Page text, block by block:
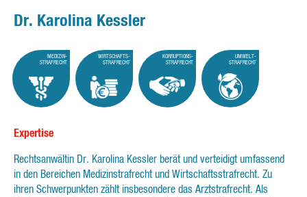
Dr. Karolina Kessler
MEDIZIN-
STRAFRECHT
WIRTSCHAFTS-
STRAFRECHT
KORRUPTIONS-
STRAFRECHT
UMWELT-
STRAFRECHT
Expertise
Rechtsanwältin Dr. Karolina Kessler berät und verteidigt umfassend
in den Bereichen Medizinstrafrecht und Wirtschaftsstrafrecht. Zu
ihren Schwerpunkten zählt insbesondere das Arztstrafrecht. Als